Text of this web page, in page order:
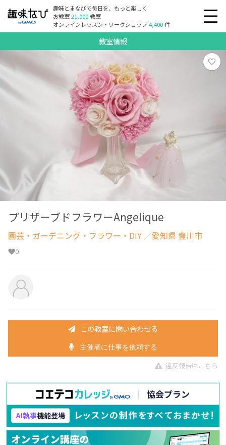
趣味とまなびで毎日を、もっと楽しく
お教室21,000教室
オンラインレッスン・ワークショップ4,400件
教室情報
プリザーブドフラワーAngelique
園芸・ガーデニング・フラワー・DIY ／愛知県 豊川市
0
この教室に問い合わせる
主催者に仕事を依頼する
違反報告はこちら